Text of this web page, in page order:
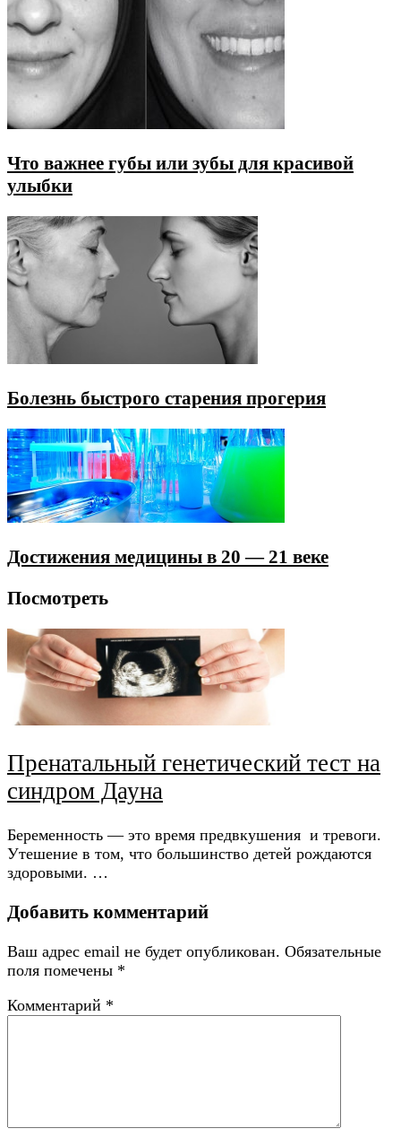
Что важнее губы или зубы для красивой
улыбки
Болезнь быстрого старения прогерия
Достижения медицины в 20 — 21 веке
Посмотреть
Пренатальный генетический тест на
синдром Дауна
Беременность — это время предвкушения и тревоги.
Утешение в том, что большинство детей рождаются
здоровыми. …
Добавить комментарий
Ваш адрес email не будет опубликован. Обязательные
поля помечены *
Комментарий *